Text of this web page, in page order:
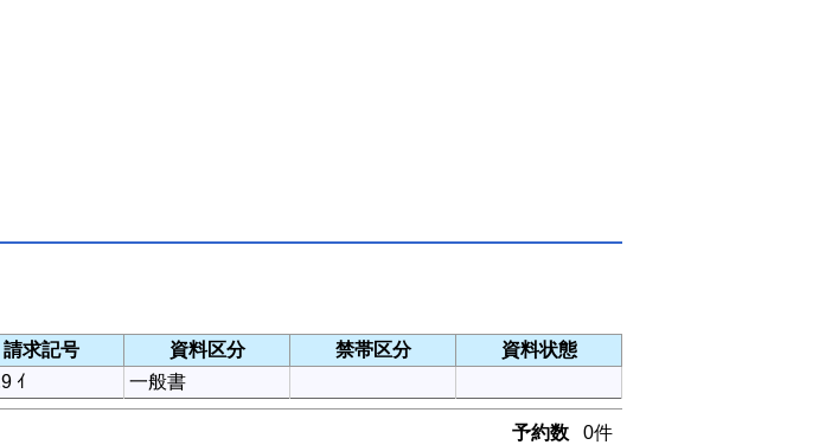
請求記号 資料区分 禁帯区分
資料状態
ｲ 一般書
予約数 0件